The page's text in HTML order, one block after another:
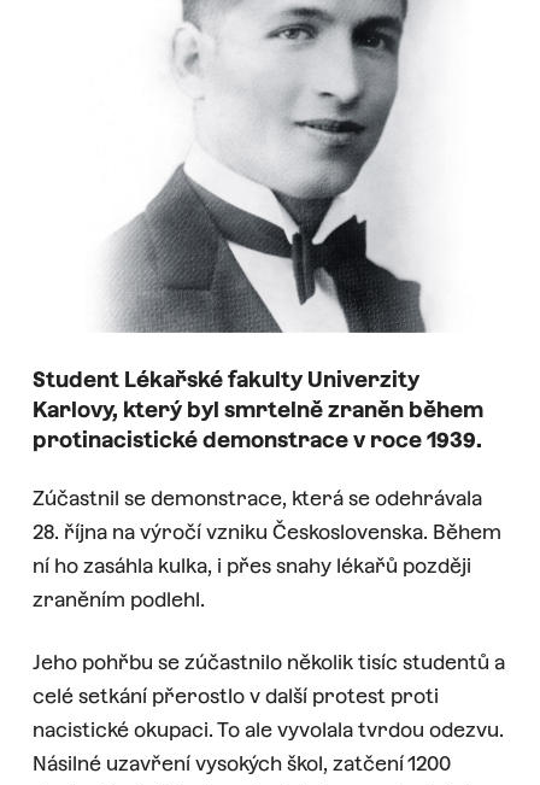
Student Lékařské fakulty Univerzity
Karlovy, který byl smrtelně zraněn během
protinacistické demonstrace v roce 1939.
Zúčastnil se demonstrace, která se odehrávala
28. října na výročí vzniku Československa. Během
ní ho zasáhla kulka, i přes snahy lékařů později
zraněním podlehl.
Jeho pohřbu se zúčastnilo několik tisíc studentů a
celé setkání přerostlo v další protest proti
nacistické okupaci. To ale vyvolala tvrdou odezvu.
Násilné uzavření vysokých škol, zatčení 1200